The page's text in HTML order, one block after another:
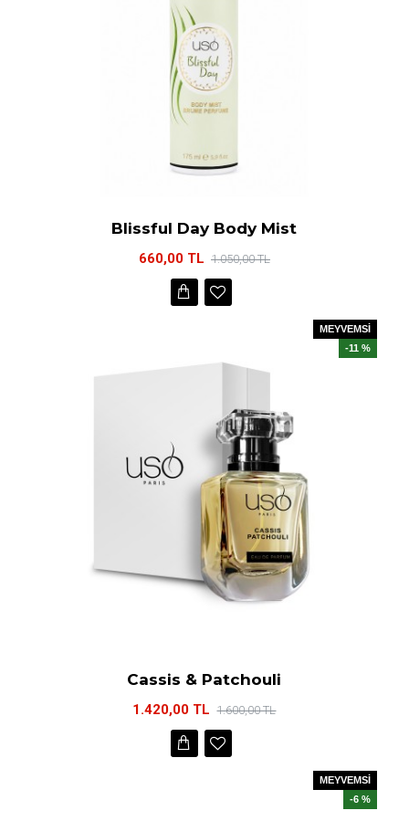
Blissful Day Body Mist
660,00 TL 1.050,00 TL
MEYVEMSİ
-11 %
Cassis & Patchouli
1.420,00 TL 1.600,00 TL
MEYVEMSİ
-6 %